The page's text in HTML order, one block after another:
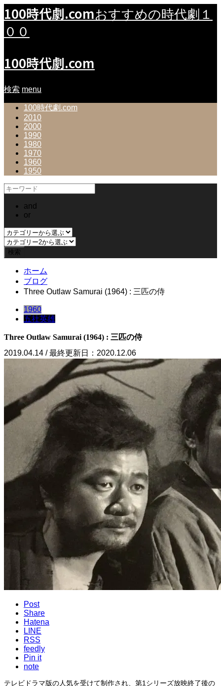
100時代劇.comおすすめの時代劇１
００
100時代劇.com
検索 menu
100時代劇.com
2010
2000
1990
1980
1970
1960
1950
and
or
ホーム
ブログ
Three Outlaw Samurai (1964) : 三匹の侍
1960
五社英雄
Three Outlaw Samurai (1964) : 三匹の侍
2019.04.14 / 最終更新日：2020.12.06
Post
Share
Hatena
LINE
RSS
feedly
Pin it
note
テレビドラマ版の人気を受けて制作され、第1シリーズ放映終了後の